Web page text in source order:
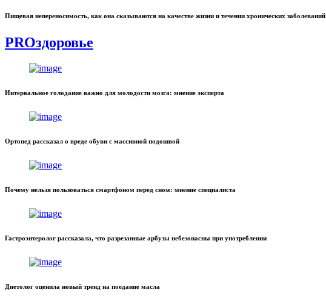
Пищевая непереносимость, как она сказываются на качестве жизни и течении хронических заболеваний
PROздоровье
Интервальное голодание важно для молодости мозга: мнение эксперта
Ортопед рассказал о вреде обуви с массивной подошвой
Почему нельзя пользоваться смартфоном перед сном: мнение специалиста
Гастроэнтеролог рассказала, что разрезанные арбузы небезопасны при употреблении
Диетолог оценила новый тренд на поедание масла